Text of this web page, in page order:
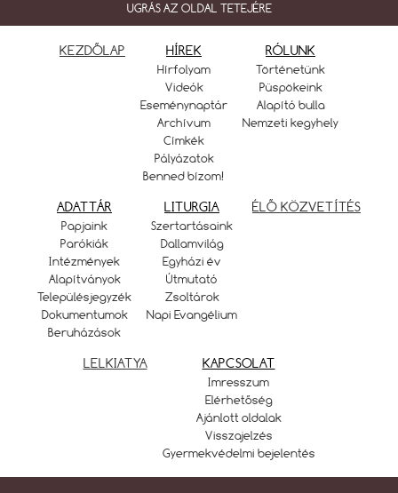
UGRÁS AZ OLDAL TETEJÉRE
KEZDŐLAP HÍREK
Hírfolyam
Videók
Eseménynaptár
Archívum
Címkék
Pályázatok
Benned bízom!
RÓLUNK
Történetünk
Püspökeink
Alapító bulla
Nemzeti kegyhely
ADATTÁR
Papjaink
Parókiák
Intézmények
Alapítványok
Településjegyzék
Dokumentumok
Beruházások
LITURGIA
Szertartásaink
Dallamvilág
Egyházi év
Útmutató
Zsoltárok
Napi Evangélium
ÉLŐ KÖZVETÍTÉS
LELKIATYA KAPCSOLAT
Imresszum
Elérhetőség
Ajánlott oldalak
Visszajelzés
Gyermekvédelmi bejelentés